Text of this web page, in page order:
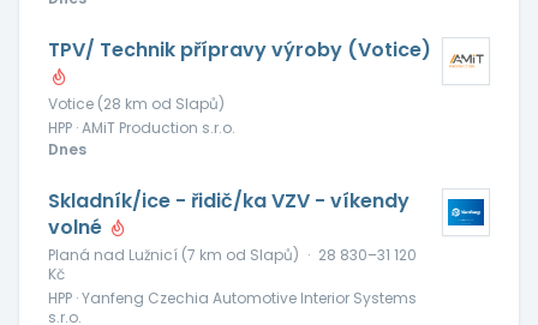
TPV/ Technik přípravy výroby (Votice)
Votice (28 km od Slapů)
HPP · AMiT Production s.r.o.
Dnes
Skladník/ice - řidič/ka VZV - víkendy
volné
Planá nad Lužnicí (7 km od Slapů) · 28 830–31 120
Kč
HPP · Yanfeng Czechia Automotive Interior Systems
s.r.o.